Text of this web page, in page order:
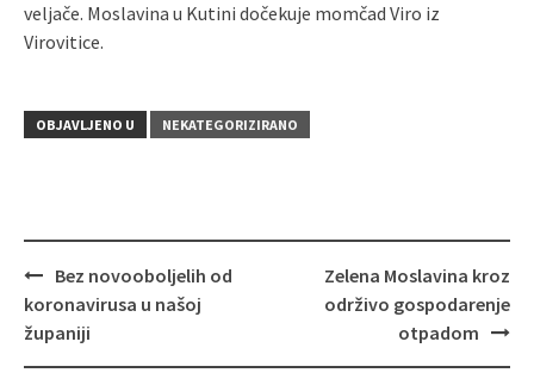
veljače. Moslavina u Kutini dočekuje momčad Viro iz
Virovitice.
OBJAVLJENO U NEKATEGORIZIRANO
Navigacija
objava
Bez novooboljelih od
koronavirusa u našoj
županiji
Zelena Moslavina kroz
održivo gospodarenje
otpadom